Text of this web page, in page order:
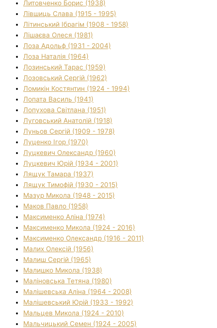
Литовченко Борис (1938)
Лівшиць Слава (1915 - 1995)
Літинський Ібрагім (1908 - 1958)
Лішаєва Олеся (1981)
Лоза Адольф (1931 - 2004)
Лоза Наталія (1964)
Лозинський Тарас (1959)
Лозовський Сергій (1962)
Ломикін Костянтин (1924 - 1994)
Лопата Василь (1941)
Лопухова Світлана (1951)
Луговський Анатолій (1918)
Луньов Сергій (1909 - 1978)
Луценко Ігор (1970)
Луцкевич Олександр (1960)
Луцкевич Юрій (1934 - 2001)
Лящук Тамара (1937)
Лящук Тимофій (1930 - 2015)
Мазур Микола (1948 - 2015)
Маков Павло (1958)
Максименко Аліна (1974)
Максименко Микола (1924 - 2016)
Максименко Олександр (1916 - 2011)
Малих Олексій (1956)
Малиш Сергій (1965)
Малишко Микола (1938)
Маліновська Тетяна (1980)
Малішевська Аліна (1964 - 2008)
Малішевський Юрій (1933 - 1992)
Мальцев Микола (1924 - 2010)
Мальчицький Семен (1924 - 2005)